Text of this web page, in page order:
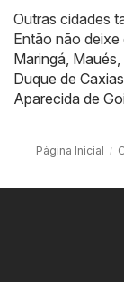
Outras cidades
Então não
Maringá Maués
Duque de Caxias
Aparecida de
Página Inicial